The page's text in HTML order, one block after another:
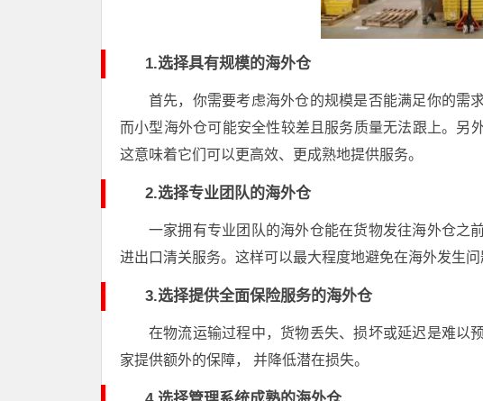
1.选择具有规模的海外仓
首先，你需要考虑海外仓的规模是否能满足你的需
而小型海外仓可能安全性较差且服务质量无法跟上。另
这意味着它们可以更高效、更成熟地提供服务。
2.选择专业团队的海外仓
一家拥有专业团队的海外仓能在货物发往海外仓之
进出口清关服务。这样可以最大程度地避免在海外发生问
3.选择提供全面保险服务的海外仓
在物流运输过程中，货物丢失、损坏或延迟是难以
家提供额外的保障， 并降低潜在损失。